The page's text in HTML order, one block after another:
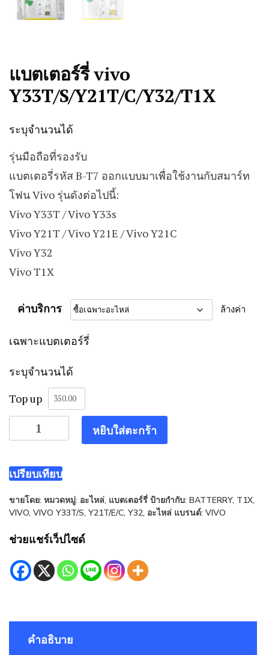
แบตเตอร์รี่ vivo
Y33T/S/Y21T/C/Y32/T1X
ระบุจำนวนได้
รุ่นมือถือที่รองรับ
แบตเตอรี่รหัส B-T7 ออกแบบมาเพื่อใช้งานกับสมาร์ท
โฟน Vivo รุ่นดังต่อไปนี้:
Vivo Y33T / Vivo Y33s
Vivo Y21T / Vivo Y21E / Vivo Y21C
Vivo Y32
Vivo T1X
ค่าบริการ ล้างค่า
เฉพาะแบตเตอร์รี่
ระบุจำนวนได้
Top up
จำนวน
แบต
รี่
Y33T/S/Y21T/C/Y32/T1X
ชิ้น
หยิบใส่ตะกร้า
เปรียบเทียบ
ขายโดย: หมวดหมู่: อะไหล่, แบตเตอร์รี่ ป้ายกำกับ: BATTERRY, T1X,
VIVO, VIVO Y33T/S, Y21T/E/C, Y32, อะไหล่ แบรนด์: VIVO
ช่วยแชร์เว็ปไซด์
คำอธิบาย